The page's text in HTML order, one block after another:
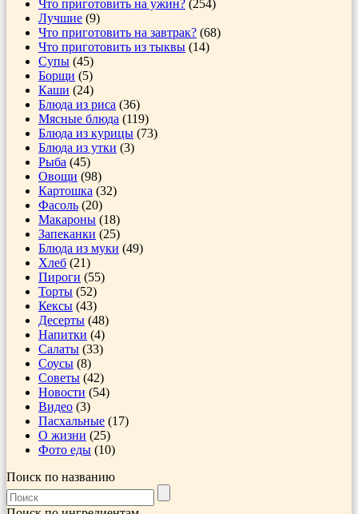
Что приготовить на ужин? (254)
Лучшие (9)
Что приготовить на завтрак? (68)
Что приготовить из тыквы (14)
Супы (45)
Борщи (5)
Каши (24)
Блюда из риса (36)
Мясные блюда (119)
Блюда из курицы (73)
Блюда из утки (3)
Рыба (45)
Овощи (98)
Картошка (32)
Фасоль (20)
Макароны (18)
Запеканки (25)
Блюда из муки (49)
Хлеб (21)
Пироги (55)
Торты (52)
Кексы (43)
Десерты (48)
Напитки (4)
Салаты (33)
Соусы (8)
Советы (42)
Новости (54)
Видео (3)
Пасхальные (17)
О жизни (25)
Фото еды (10)
Поиск по названию